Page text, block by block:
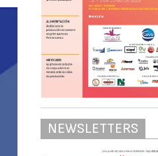
NEWSLETTERS